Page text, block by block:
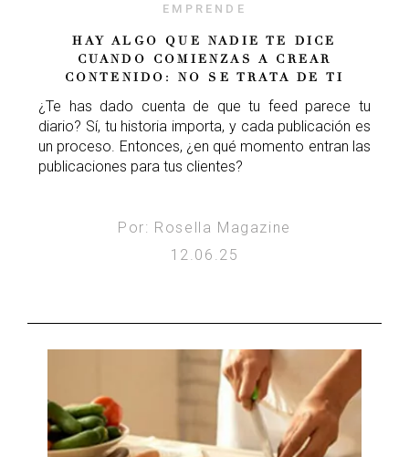
EMPRENDE
HAY ALGO QUE NADIE TE DICE
CUANDO COMIENZAS A CREAR
CONTENIDO: NO SE TRATA DE TI
¿Te has dado cuenta de que tu feed parece tu
diario? Sí, tu historia importa, y cada publicación es
un proceso. Entonces, ¿en qué momento entran las
publicaciones para tus clientes?
Por: Rosella Magazine
12.06.25